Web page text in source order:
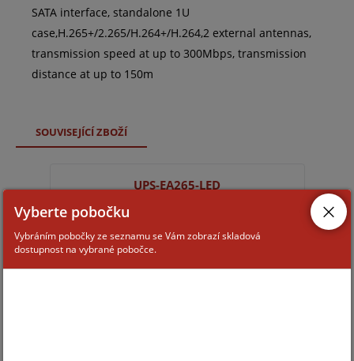
SATA interface, standalone 1U
case,H.265+/2.265/H.264+/H.264,2 external antennas,
transmission speed at up to 300Mbps, transmission
distance at up to 150m
SOUVISEJÍCÍ ZBOŽÍ
UPS-EA265-LED
Vyberte pobočku
Vybráním pobočky ze seznamu se Vám zobrazí skladová
dostupnost na vybrané pobočce.